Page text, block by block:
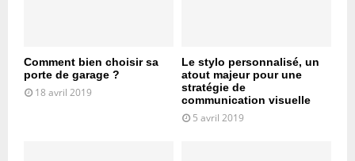
Comment bien choisir sa
porte de garage ?
18 avril 2019
Le stylo personnalisé, un
atout majeur pour une
stratégie de
communication visuelle
5 avril 2019